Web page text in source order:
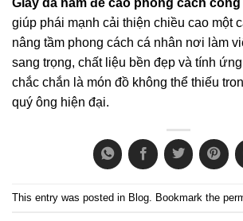
giúp phái mạnh cải thiện chiều cao một
nâng tầm phong cách cá nhân nơi làm
sang trọng, chất liệu bền đẹp và tính
chắc chắn là món đồ không thể thiếu
quý ông hiện đại.
This entry was posted in Blog . Bookmark the